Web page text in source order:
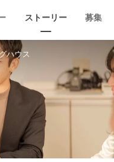
ストーリー 募集
ハウス